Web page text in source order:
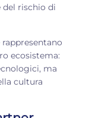
del rischio di
ecosistema:
ma
cultura